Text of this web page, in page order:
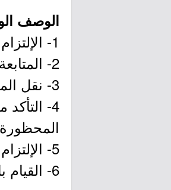
الوصف
1- الإلتزام التام بالنواحي الأمنية والأنظمة خلال تقديم الخدمات للطائرات.
2- المتابعة الدورية لقطع غيار المركبات واكسسواراتها ومتابعة مواعيد الصيانة في وقتها.
3- نقل الموظفين في الساحة مع الإمتثال للسلامة والإجراءات حسب أنظمة الشركة.
4-
5- الإلتزام بجداول العمل والنوبات والواجبات مع الإلتزام بزي الشركة الموحد والمظهر اللائق.
6- القيام بالمهام المطلوبة بالإضافة إلى اي مهام متعلقة بعمله حسب توجيهات رئيسه المباشر.